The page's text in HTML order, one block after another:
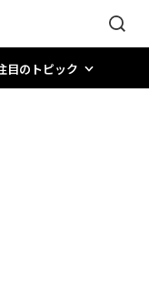
目のトピック